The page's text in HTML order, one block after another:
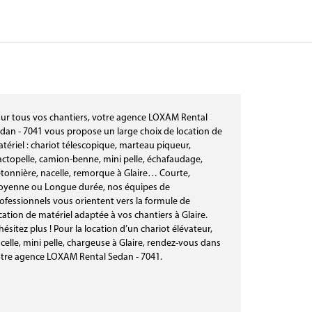
tous vos chantiers, votre agence LOXAM Rental
- 7041 vous propose un large choix de location de
: chariot télescopique, marteau piqueur,
camion-benne, mini pelle, échafaudage,
nacelle, remorque à Glaire… Courte,
ou Longue durée, nos équipes de
vous orientent vers la formule de
de matériel adaptée à vos chantiers à Glaire.
plus ! Pour la location d’un chariot élévateur,
mini pelle, chargeuse à Glaire, rendez-vous dans
agence LOXAM Rental Sedan - 7041.